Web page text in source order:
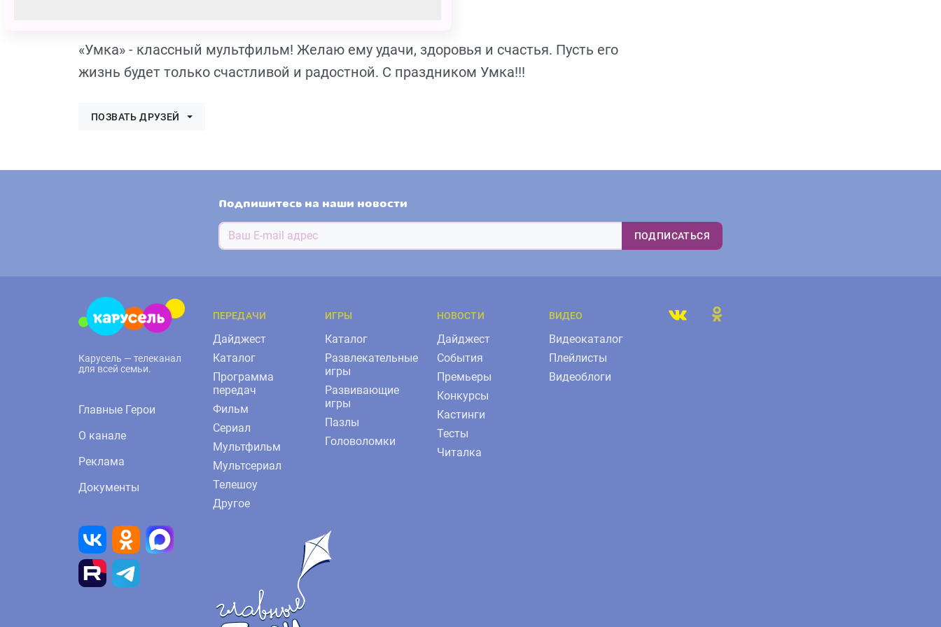
«Умка» - классный мультфильм! Желаю ему удачи, здоровья и счастья. Пусть его
жизнь будет только счастливой и радостной. С праздником Умка!!!
ПОЗВАТЬ ДРУЗЕЙ
Подпишитесь на наши новости
ПОДПИСАТЬСЯ
Карусель — телеканал
для всей семьи.
Главные Герои
О канале
Реклама
Документы
ПЕРЕДАЧИ
Дайджест
Каталог
Программа
передач
Фильм
Сериал
Мультфильм
Мультсериал
Телешоу
Другое
ИГРЫ
Каталог
Развлекательные
игры
Развивающие
игры
Пазлы
Головоломки
НОВОСТИ
Дайджест
События
Премьеры
Конкурсы
Кастинги
Тесты
Читалка
ВИДЕО
Видеокаталог
Плейлисты
Видеоблоги